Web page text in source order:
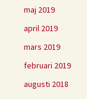
maj 2019
april 2019
mars 2019
februari 2019
augusti 2018